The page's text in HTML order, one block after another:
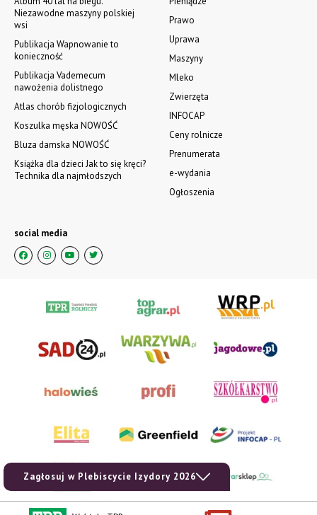
Zagłosuj w Plebiscycie Izydory 2026
Prawo
Uprawa
Maszyny
Mleko
Zwierzęta
INFOCAP
Ceny rolnicze
Prenumerata
e-wydania
Ogłoszenia
Niezawodne maszyny polskiej
wsi
Publikacja Wapnowanie to
konieczność
Publikacja Vademecum
nawożenia dolistnego
Atlas chorób fizjologicznych
Koszulka męska NOWOŚĆ
Bluza damska NOWOŚĆ
Książka dla dzieci Jak to się kręci?
Technika dla najmłodszych
social media